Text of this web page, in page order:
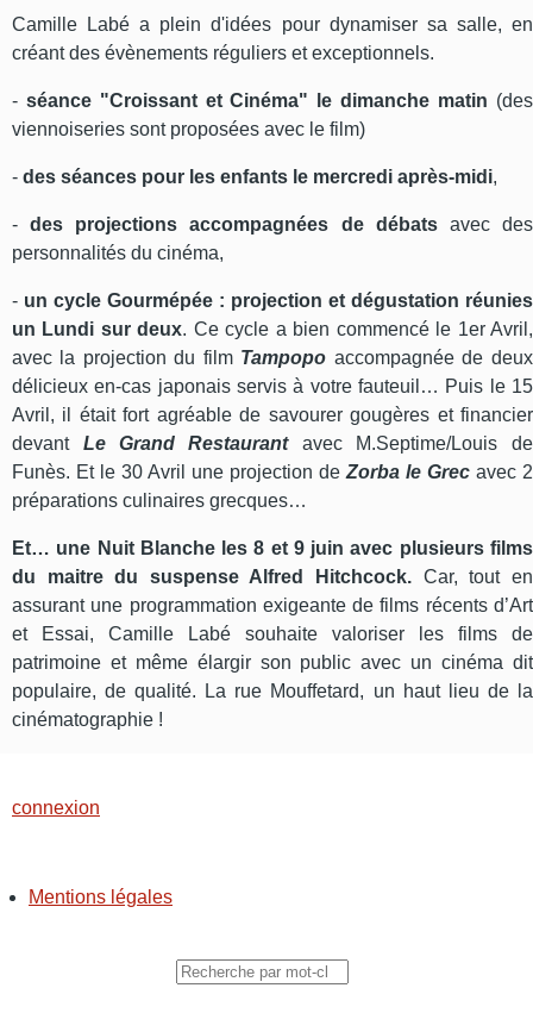
Camille Labé a plein d'idées pour dynamiser sa salle, en
créant des évènements réguliers et exceptionnels.
- séance "Croissant et Cinéma" le dimanche matin (des
viennoiseries sont proposées avec le film)
- des séances pour les enfants le mercredi après-midi,
-des projections accompagnées de débatsavec des
personnalités du cinéma,
- un cycle Gourmépée : projection et dégustation réunies
un Lundi sur deux. Ce cycle a bien commencé le 1er Avril,
avec la projection du film Tampopo accompagnée de deux
délicieux en-cas japonais servis à votre fauteuil… Puis le 15
Avril, il était fort agréable de savourer gougères et financier
devant
Le Grand Restaurantavec M.Septime/Louis de
Funès. Et le 30 Avril une projection de Zorba le Grecavec 2
préparations culinaires grecques…
Et… une Nuit Blanche les 8 et 9 juin avec plusieurs films
du maitre du suspense Alfred Hitchcock. Car, tout en
assurant une programmation exigeante de films récents d’Art
et Essai, Camille Labé souhaite valoriser les films de
patrimoine et même élargir son public avec un cinéma dit
populaire, de qualité. La rue Mouffetard, un haut lieu de la
cinématographie !
connexion
Mentions légales
Rechercher